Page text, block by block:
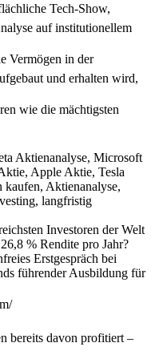
Tech-Show,
auf institutionellem
Vermögen in der
und erhalten wird,
wie die mächtigsten
Aktienanalyse, Microsoft
Apple Aktie, Tesla
Aktienanalyse,
langfristig
Investoren der Welt
% Rendite pro Jahr?
Erstgespräch bei
führender Ausbildung für
bereits davon profitiert –